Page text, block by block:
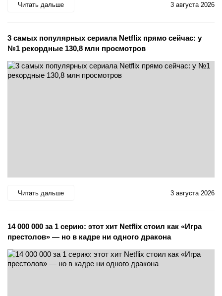
Читать дальше 3 августа 2026
3 самых популярных сериала Netflix прямо сейчас: у
№1 рекордные 130,8 млн просмотров
Читать дальше 3 августа 2026
14 000 000 за 1 серию: этот хит Netflix стоил как «Игра
престолов» — но в кадре ни одного дракона